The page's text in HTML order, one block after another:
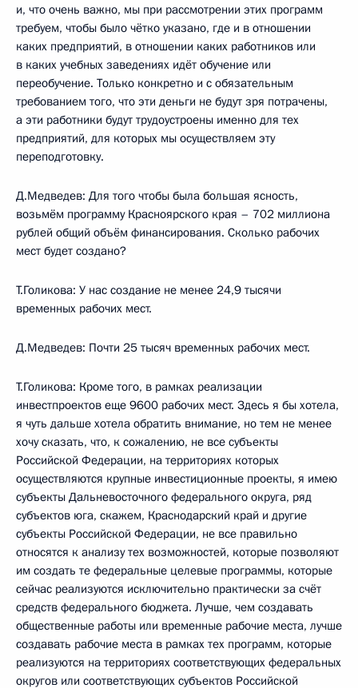
и, что очень важно, мы при рассмотрении этих программ
требуем, чтобы было чётко указано, где и в отношении
каких предприятий, в отношении каких работников или
в каких учебных заведениях идёт обучение или
переобучение. Только конкретно и с обязательным
требованием того, что эти деньги не будут зря потрачены,
а эти работники будут трудоустроены именно для тех
предприятий, для которых мы осуществляем эту
переподготовку.
Д.Медведев: Для того чтобы была большая ясность,
возьмём программу Красноярского края – 702 миллиона
рублей общий объём финансирования. Сколько рабочих
мест будет создано?
Т.Голикова: У нас создание не менее 24,9 тысячи
временных рабочих мест.
Д.Медведев: Почти 25 тысяч временных рабочих мест.
Т.Голикова: Кроме того, в рамках реализации
инвестпроектов еще 9600 рабочих мест. Здесь я бы хотела,
я чуть дальше хотела обратить внимание, но тем не менее
хочу сказать, что, к сожалению, не все субъекты
Российской Федерации, на территориях которых
осуществляются крупные инвестиционные проекты, я имею
субъекты Дальневосточного федерального округа, ряд
субъектов юга, скажем, Краснодарский край и другие
субъекты Российской Федерации, не все правильно
относятся к анализу тех возможностей, которые позволяют
им создать те федеральные целевые программы, которые
сейчас реализуются исключительно практически за счёт
средств федерального бюджета. Лучше, чем создавать
общественные работы или временные рабочие места, лучше
создавать рабочие места в рамках тех программ, которые
реализуются на территориях соответствующих федеральных
округов или соответствующих субъектов Российской